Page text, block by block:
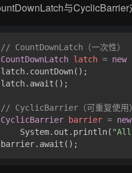
与CyclicBarrier
// CountDownLatch（一次性）
CountDownLatch latch = new
latch.countDown();
latch.await();
// CyclicBarrier（可重复使用）
CyclicBarrier
barrier = new
    System.out.println(
"All